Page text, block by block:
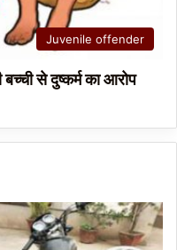
Juvenile offender
से दुष्कर्म का आरोप